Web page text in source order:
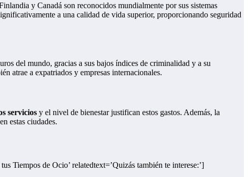
y Canadá son reconocidos mundialmente por sus sistemas
a una calidad de vida superior, proporcionando seguridad
del mundo, gracias a sus bajos índices de criminalidad y a su
atrae a expatriados y empresas internacionales.
servicios y el nivel de bienestar justifican estos gastos. Además, la
estas ciudades.
Tiempos de Ocio’ relatedtext=’Quizás también te interese:’]